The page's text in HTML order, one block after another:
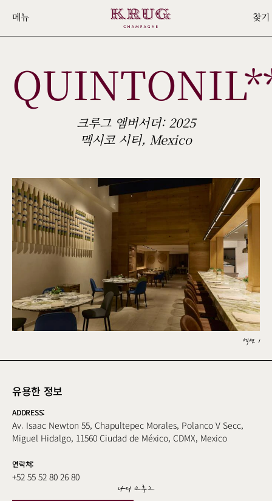
main
content
메뉴 찾기
크루그 앰버서더: 2025
멕시코 시티, Mexico
섹션 1
유용한 정보
ADDRESS:
Av. Isaac Newton 55, Chapultepec Morales, Polanco V Secc,
Miguel Hidalgo, 11560 Ciudad de México, CDMX, Mexico
연락처:
+52 55 52 80 26 80 나의 크루그